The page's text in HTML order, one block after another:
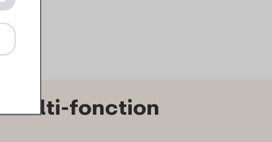
multi-fonction